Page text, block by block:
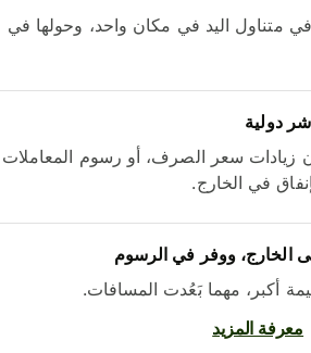
متناول اليد في مكان واحد، وحولها في
زيادات سعر الصرف، أو رسوم المعاملات
في الخارج.
ووفر في الرسوم
أكبر، مهما بَعُدت المسافات.
معرفة المزيد